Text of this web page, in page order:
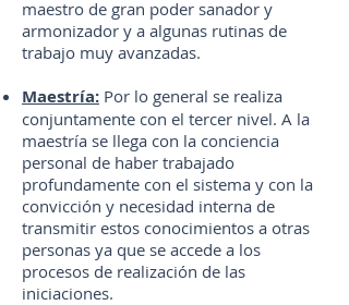
maestro de gran poder sanador y
armonizador y a algunas rutinas de
trabajo muy avanzadas.
Maestría: Por lo general se realiza
conjuntamente con el tercer nivel. A la
maestría se llega con la conciencia
personal de haber trabajado
profundamente con el sistema y con la
convicción y necesidad interna de
transmitir estos conocimientos a otras
personas ya que se accede a los
procesos de realización de las
iniciaciones.